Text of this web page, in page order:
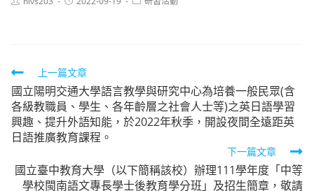
Read
more
articles
上一篇文章
國立陽明交通大學語言教學與研究中心為培養一般民眾(含
各級教職員、學生、各年齡層之社會人士等)之英日語學習
興趣、提升外語知能，於2022年秋季，開設夜間全遠距英
日語推廣教育課程。
下一篇文章
國立臺中教育大學（以下簡稱該校）辦理111學年度「中等
學校閩南語文專長學士後教育學分班」及招生簡章，敬請